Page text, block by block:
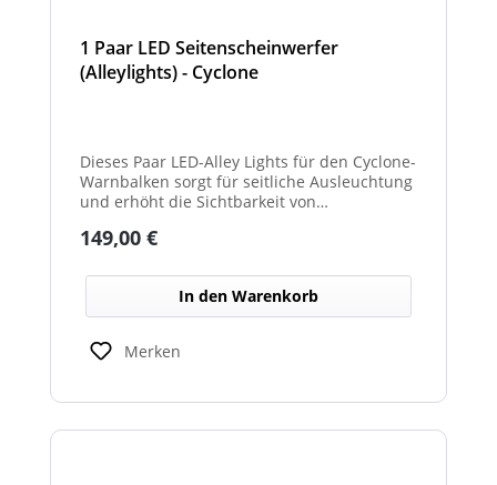
1 Paar LED Seitenscheinwerfer
(Alleylights) - Cyclone
Dieses Paar LED-Alley Lights für den Cyclone-
Warnbalken sorgt für seitliche Ausleuchtung
und erhöht die Sichtbarkeit von
Regulärer Preis:
149,00 €
In den Warenkorb
Merken